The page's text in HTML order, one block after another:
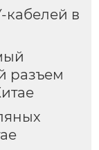
кабелей в
разъем